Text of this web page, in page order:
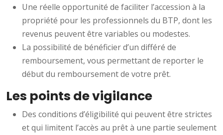
Une réelle opportunité de faciliter l’accession à la
propriété pour les professionnels du BTP, dont les
revenus peuvent être variables ou modestes.
La possibilité de bénéficier d’un différé de
remboursement, vous permettant de reporter le
début du remboursement de votre prêt.
Les points de vigilance
Des conditions d’éligibilité qui peuvent être strictes
et qui limitent l’accès au prêt à une partie seulement